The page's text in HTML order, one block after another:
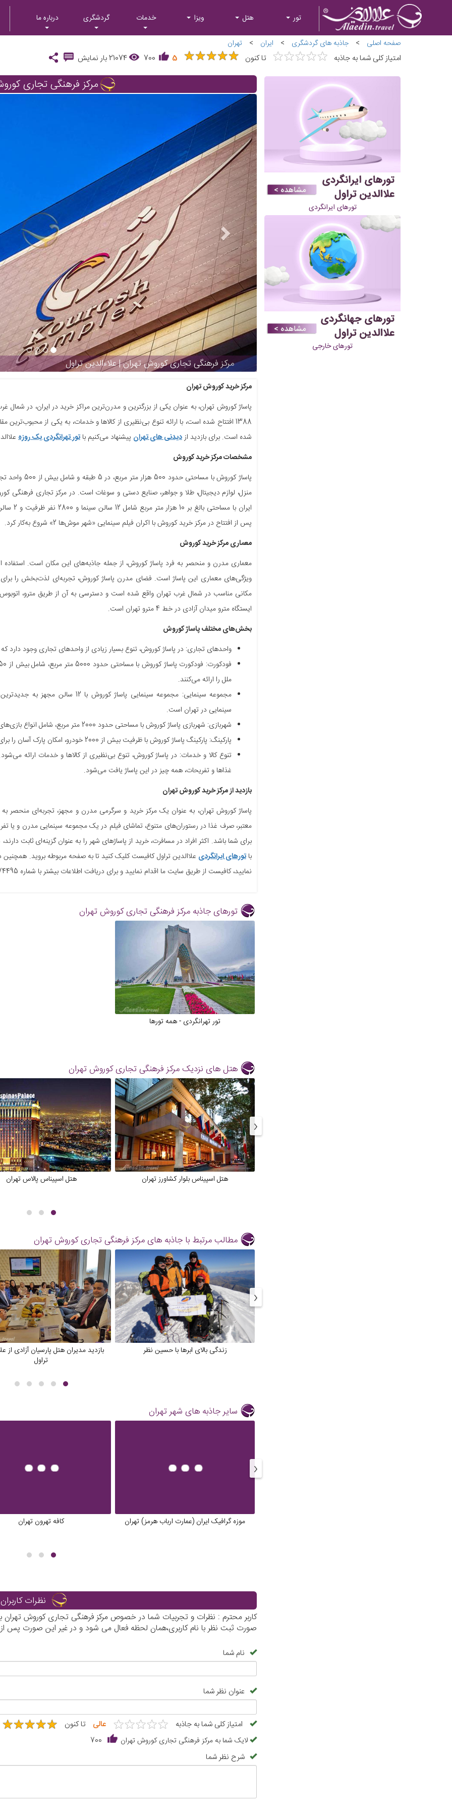
تور هتل ویزا خدمات گردشگری درباره ما
صفحه اصلی > جاذبه های گردشگری > ایران > تهران
امتیاز کلی شما به جاذبه ★★★★★
★★★★★ تا کنون ★★★★★
★★★★★
5
700
21074بار نمایش
تورهای ایرانگردی
تورهای خارجی
مرکز فرهنگی تجاری
مرکز فرهنگی تجاری کوروش تهران | علاءالدین تراول
مرکز خرید کوروش تهران
1388 افتتاح شده است، با ارائه تنوع بی‌نظیری از کالاها و خدمات، به یکی از
شده است. برای بازدید ازدیدنی های تهران پیشنهاد می‌کنیم با تور تهرانگردی یک روزه
مشخصات مرکز خرید کوروش
پاساژ کوروش
منزل، لوازم دیجیتال، طلا و جواهر، صنایع دستی و سوغات است. در مرکز تجاری
ایران با
پس از افتتاح در مرکز خرید کوروش با اکران فیلم سینمایی «شهر موش‌ها 2» شروع به‌کار کرد.
معماری مرکز خرید کوروش
معماری مدرن و منحصر به فرد پاساژ کوروش، از جمله جاذبه‌های این مکان است.
ویژگی‌های معماری این پاساژ است. فضای مدرن پاساژ کوروش، تجربه‌ای لذت‌بخش را
مکانی مناسب در شمال غرب تهران واقع شده است و دسترسی به آن از طریق مترو،
ایستگاه مترو میدان آزادی در خط 4 مترو تهران است.
بخش‌های مختلف پاساژ کوروش
واحدهای تجاری: در پاساژ کوروش، تنوع بسیار زیادی از واحدهای تجاری وجود دارد
ملل را ارائه می‌کنند.
مجموعه سینمایی: مجموعه سینمایی
سینمایی در تهران است.
شهربازی: شهربازی پاساژ کوروش با مساحتی حدود 2000 متر مربع، شامل انواع بازی‌های تفریحی و هیجان‌انگیز برای کودکان و بزرگسالان است.
پارکینگ: پارکینگ پاساژ کوروش با ظرفیت بیش از 2000 خودرو، امکان پارک آسان را برای مراجعین فراهم کرده است.
تنوع کالا و خدمات: در پاساژ کوروش، تنوع بی‌نظیری از کالاها و خدمات ارائه
غذاها و تفریحات، همه چیز در این پاساژ یافت می‌شود.
بازدید از مرکز خرید کوروش تهران
پاساژ کوروش تهران، به عنوان یک مرکز خرید و سرگرمی مدرن و مجهز، تجربه‌ای منحصر به
معتبر، صرف غذا در رستوران‌های متنوع، تماشای فیلم در یک مجموعه سینمایی مدرن و یا
برای شما باشد. اکثر افراد در مسافرت، خرید از پاساژهای شهر را به عنوان گزینه‌ای ثابت
باتورهای ایرانگردی علاالدین تراول کافیست کلیک کنید تا به صفحه مربوطه بروید.
نمایید، کافیست از طریق سایت ما اقدام نمایید و برای دریافت اطلاعات بیشتر با شماره 02174495 تماس بگیرید.
تورهای جاذبه مرکز فرهنگی تجاری کوروش تهران
تور تهرانگردی - همه تورها
هتل های نزدیکمرکز فرهنگی تجاری کوروش تهران
هتل اسپیناس بلوار کشاورز تهران هتل اسپیناس پالاس تهران
‹
مطالب مرتبط با جاذبه هایمرکز فرهنگی تجاری کوروش تهران
زندگی بالای ابرها با حسین نظر
بازدید مدیران هتل پارسیان آزادی از
تراول
‹
سایر جاذبه های شهر تهران
موزه گرافیک ایران (عمارت ارباب هرمز) تهران کافه تهرون تهران
‹
نظرات کاربران
کاربر محترم : نظرات و تجربیات شما در خصوص مرکز فرهنگی تجاری کوروش تهران
صورت ثبت نظر با نام کاربری،همان لحظه فعال می شود و در غیر این صورت پس
نام شما
عنوان نظر شما
امتیاز کلی شما به جاذبه ★★★★★
★★★★★ عالی تا کنون ★★★★★
★★★★★
لایک شما به مرکز فرهنگی تجاری کوروش تهران 700
شرح نظر شما